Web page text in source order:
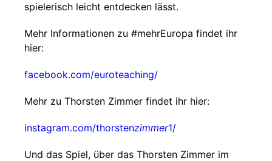
spielerisch leicht entdecken lässt.
Mehr Informationen zu #mehrEuropa findet ihr
hier:
facebook.com/euroteaching/
Mehr zu Thorsten Zimmer findet ihr hier:
instagram.com/thorstenzimmer1/
Und das Spiel, über das Thorsten Zimmer im